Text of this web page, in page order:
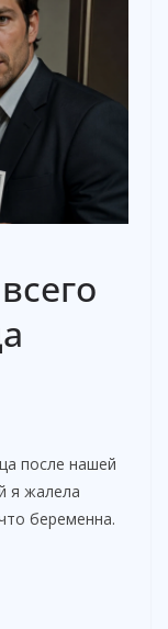
после нашей
я жалела
беременна.